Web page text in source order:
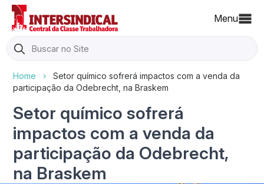
Menu
Search
for:
Home ›
Setor químico sofrerá impactos com a venda da
participação da Odebrecht, na Braskem
Setor químico sofrerá
impactos com a venda da
participação da Odebrecht,
na Braskem